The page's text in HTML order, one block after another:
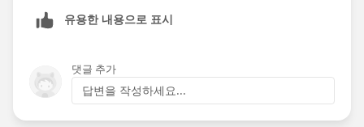
2, one for last week and one for current
유용한 내용으로 표시
댓글 추가
답변을 작성하세요...